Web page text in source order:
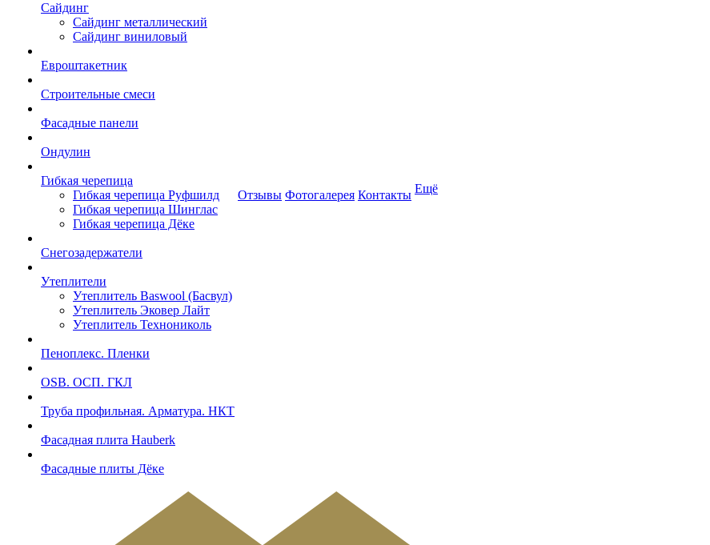
Сайдинг
Сайдинг металлический
Сайдинг виниловый
Евроштакетник
Строительные смеси
Фасадные панели
Ондулин
Гибкая черепица
Гибкая черепица Руфшилд
Гибкая черепица Шинглас
Гибкая черепица Дёке
Снегозадержатели
Утеплители
Утеплитель Baswool (Басвул)
Утеплитель Эковер Лайт
Утеплитель Технониколь
Пеноплекс. Пленки
OSB. ОСП. ГКЛ
Труба профильная. Арматура. НКТ
Фасадная плита Hauberk
Фасадные плиты Дёке
Отзывы Фотогалерея Контакты Ещё